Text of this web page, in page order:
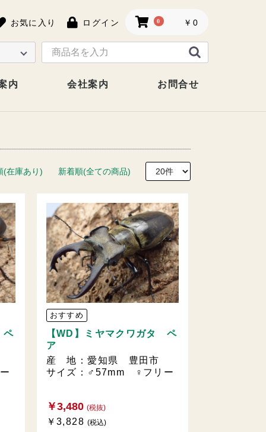
お気に入り ログイン 0 ￥0
内 会社案内 お問合せ
(在庫あり) 新着順(全ての商品)
ペ
おすすめ
【WD】ミヤマクワガタ ペ
ア
産 地：愛知県 豊田市
サイズ：♂57mm ♀フリー
￥3,480 (税抜)
￥3,828(税込)